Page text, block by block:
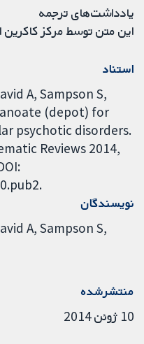
یادداشت‌های ترجمه
این متن توسط مرکز
استناد
A, Sampson S,
(depot) for
psychotic disorders.
Reviews 2014,
نویسندگان
A Sampson S
منتشرشده
10 ژوئن 2014